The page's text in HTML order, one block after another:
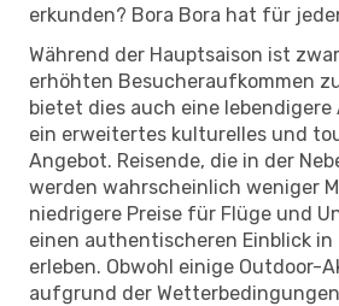
erkunden? Bora Bora hat für
Während der Hauptsaison ist
erhöhten Besucheraufkommen
bietet dies auch eine lebendigere
ein erweitertes kulturelles und
Angebot. Reisende, die in der
werden wahrscheinlich weniger
niedrigere Preise für Flüge und
einen authentischeren Einblick in
erleben. Obwohl einige Outdoor-
aufgrund der